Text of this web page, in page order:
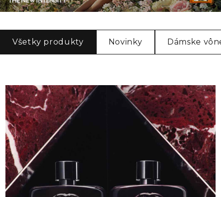
Všetky produkty Novinky Dámske